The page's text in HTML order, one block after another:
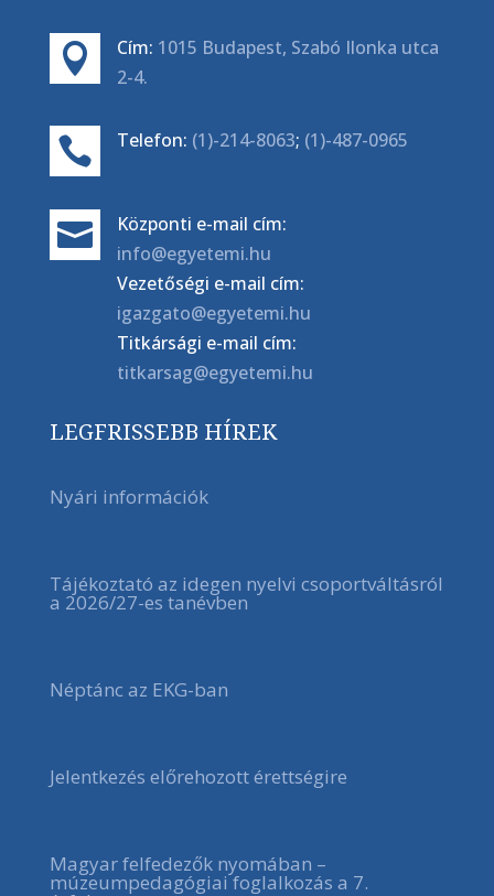
 Cím: 1015 Budapest, Szabó Ilonka utca
2-4.
 Telefon: (1)-214-8063; (1)-487-0965

Központi e-mail cím:
info@egyetemi.hu
Vezetőségi e-mail cím:
igazgato@egyetemi.hu
Titkársági e-mail cím:
titkarsag@egyetemi.hu
LEGFRISSEBB HÍREK
Nyári információk
Tájékoztató az idegen nyelvi csoportváltásról
a 2026/27-es tanévben
Néptánc az EKG-ban
Jelentkezés előrehozott érettségire
Magyar felfedezők nyomában –
múzeumpedagógiai foglalkozás a 7.